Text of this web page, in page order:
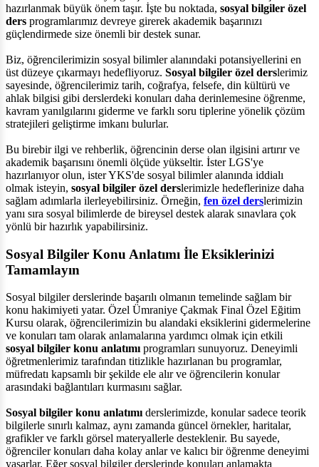
hazırlanmak büyük önem taşır. İşte bu noktada, sosyal bilgiler özel
ders programlarımız devreye girerek akademik başarınızı
güçlendirmede size önemli bir destek sunar.
Biz, öğrencilerimizin sosyal bilimler alanındaki potansiyellerini en
üst düzeye çıkarmayı hedefliyoruz. Sosyal bilgiler özel derslerimiz
sayesinde, öğrencilerimiz tarih, coğrafya, felsefe, din kültürü ve
ahlak bilgisi gibi derslerdeki konuları daha derinlemesine öğrenme,
kavram yanılgılarını giderme ve farklı soru tiplerine yönelik çözüm
stratejileri geliştirme imkanı bulurlar.
Bu birebir ilgi ve rehberlik, öğrencinin derse olan ilgisini artırır ve
akademik başarısını önemli ölçüde yükseltir. İster LGS'ye
hazırlanıyor olun, ister YKS'de sosyal bilimler alanında iddialı
olmak isteyin, sosyal bilgiler özel derslerimizle hedeflerinize daha
sağlam adımlarla ilerleyebilirsiniz. Örneğin, fen özel derslerimizin
yanı sıra sosyal bilimlerde de bireysel destek alarak sınavlara çok
yönlü bir hazırlık yapabilirsiniz.
Sosyal Bilgiler Konu Anlatımı İle Eksiklerinizi
Tamamlayın
Sosyal bilgiler derslerinde başarılı olmanın temelinde sağlam bir
konu hakimiyeti yatar. Özel Ümraniye Çakmak Final Özel Eğitim
Kursu olarak, öğrencilerimizin bu alandaki eksiklerini gidermelerine
ve konuları tam olarak anlamalarına yardımcı olmak için etkili
sosyal bilgiler konu anlatımı programları sunuyoruz. Deneyimli
öğretmenlerimiz tarafından titizlikle hazırlanan bu programlar,
müfredatı kapsamlı bir şekilde ele alır ve öğrencilerin konular
arasındaki bağlantıları kurmasını sağlar.
Sosyal bilgiler konu anlatımı derslerimizde, konular sadece teorik
bilgilerle sınırlı kalmaz, aynı zamanda güncel örnekler, haritalar,
grafikler ve farklı görsel materyallerle desteklenir. Bu sayede,
öğrenciler konuları daha kolay anlar ve kalıcı bir öğrenme deneyimi
yaşarlar. Eğer sosyal bilgiler derslerinde konuları anlamakta